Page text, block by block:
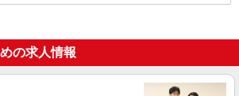
の求人情報